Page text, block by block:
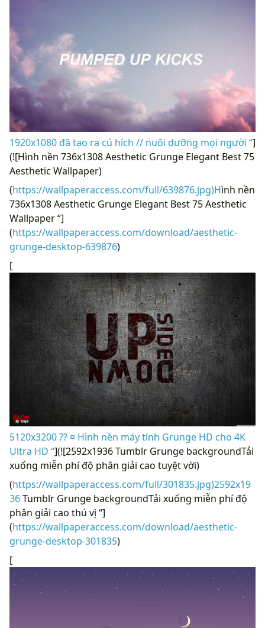
1920x1080 đã tạo ra cú hích // nuôi dưỡng mọi người “]
(![Hình nền 736x1308 Aesthetic Grunge Elegant Best 75
Aesthetic Wallpaper)
(https://wallpaperaccess.com/full/639876.jpg)Hình nền
736x1308 Aesthetic Grunge Elegant Best 75 Aesthetic
Wallpaper “]
(https://wallpaperaccess.com/download/aesthetic-
grunge-desktop-639876)
[
5120x3200 ?? ¤ Hình nền máy tính Grunge HD cho 4K
Ultra HD “](![2592x1936 Tumblr Grunge backgroundTải
xuống miễn phí độ phân giải cao tuyệt vời)
(https://wallpaperaccess.com/full/301835.jpg)2592x19
36Tumblr Grunge backgroundTải xuống miễn phí độ
phân giải cao thú vị “]
(https://wallpaperaccess.com/download/aesthetic-
grunge-desktop-301835)
[